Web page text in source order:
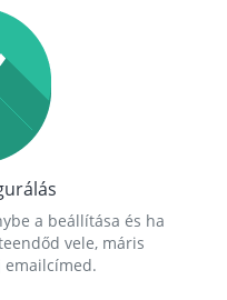
a beállítása és ha
vele, máris
emailcímed.